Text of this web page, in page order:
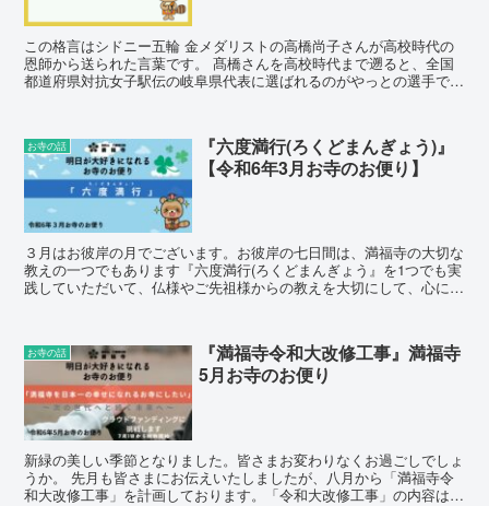
この格言はシドニー五輪 金メダリストの高橋尚子さんが高校時代の
恩師から送られた言葉です。 髙橋さんを高校時代まで遡ると、全国
都道府県対抗女子駅伝の岐阜県代表に選ばれるのがやっとの選手で、
お寺の話
『六度満行(ろくどまんぎょう)』
【令和6年3月お寺のお便り】
３月はお彼岸の月でございます。お彼岸の七日間は、満福寺の大切な
教えの一つでもあります『六度満行(ろくどまんぎょう』を1つでも実
践していただいて、仏様やご先祖様からの教えを大切にして、心に感
注目を集めています。 この「ウェルビーイング」という言葉は「身
体的・精神的・社会的に良好な状態にあること」を指す言葉であり、
医学や心理学の世界では「幸福」という訳語が当てられることが多い
ようです。
お寺の話
『満福寺令和大改修工事』満福寺
5月お寺のお便り
新緑の美しい季節となりました。皆さまお変わりなくお過ごしでしょ
うか。 先月も皆さまにお伝えいたしましたが、八月から「満福寺令
和大改修工事」を計画しております。「令和大改修工事」の内容は